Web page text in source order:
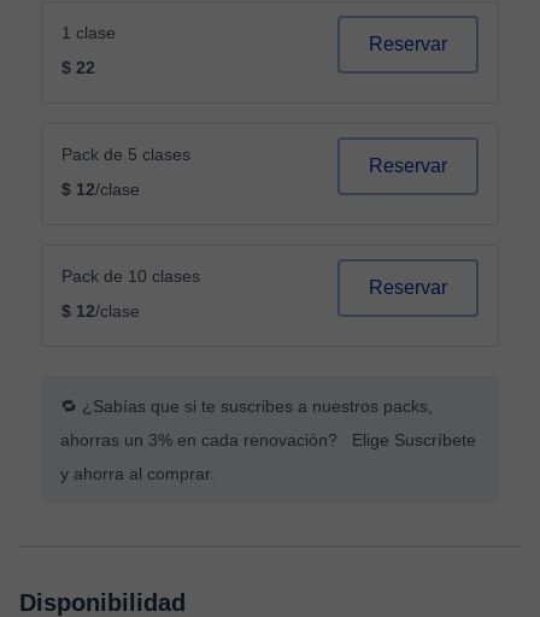
1 clase
$ 22
Reservar
Pack de 5 clases
$ 12/clase
Reservar
Pack de 10 clases
$ 12/clase
Reservar
🔁 ¿Sabías que si te suscribes a nuestros packs,
ahorras un 3% en cada renovación? Elige Suscríbete
y ahorra al comprar.
Disponibilidad